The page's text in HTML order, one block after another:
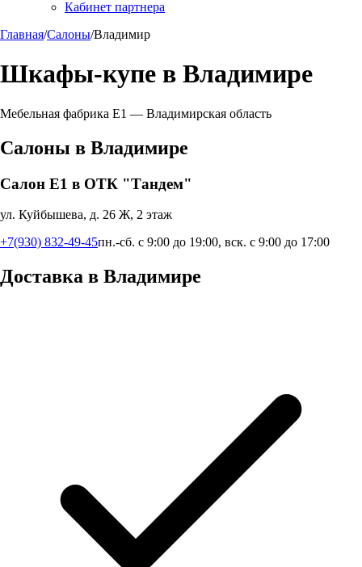
Кабинет партнера
Главная/Салоны/Владимир
Шкафы-купе в Владимире
Мебельная фабрика Е1 — Владимирская область
Салоны в Владимире
Салон Е1 в ОТК "Тандем"
ул. Куйбышева, д. 26 Ж, 2 этаж
+7(930) 832-49-45пн.-сб. с 9:00 до 19:00, вск. с 9:00 до 17:00
Доставка в Владимире